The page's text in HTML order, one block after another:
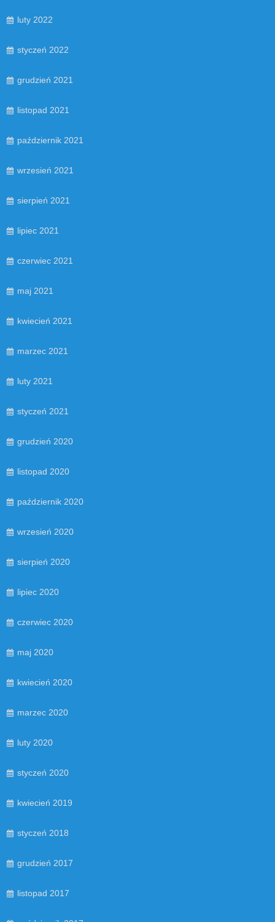
luty 2022
styczeń 2022
grudzień 2021
listopad 2021
październik 2021
wrzesień 2021
sierpień 2021
lipiec 2021
czerwiec 2021
maj 2021
kwiecień 2021
marzec 2021
luty 2021
styczeń 2021
grudzień 2020
listopad 2020
październik 2020
wrzesień 2020
sierpień 2020
lipiec 2020
czerwiec 2020
maj 2020
kwiecień 2020
marzec 2020
luty 2020
styczeń 2020
kwiecień 2019
styczeń 2018
grudzień 2017
listopad 2017